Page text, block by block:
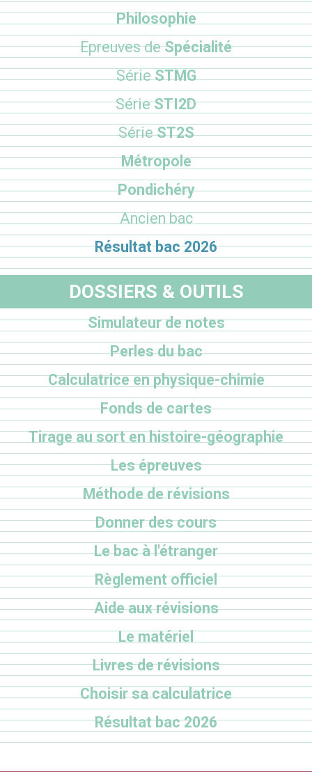
Philosophie
Epreuves deSpécialité
SérieSTMG
SérieSTI2D
SérieST2S
Métropole
Pondichéry
Ancien bac
Résultat bac 2026
DOSSIERS & OUTILS
Simulateur de notes
Perles du bac
Calculatrice en physique-chimie
Fonds de cartes
Tirage au sort en histoire-géographie
Les épreuves
Méthode de révisions
Donner des cours
Le bac à l'étranger
Règlement officiel
Aide aux révisions
Le matériel
Livres de révisions
Choisir sa calculatrice
Résultat bac 2026